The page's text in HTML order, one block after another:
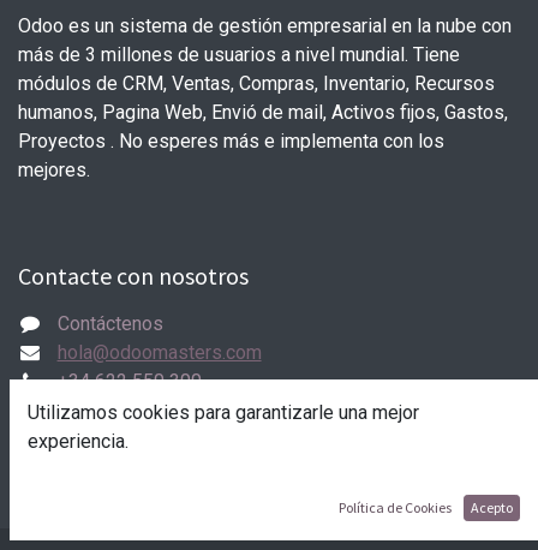
Odoo es un sistema de gestión empresarial en la nube con
más de 3 millones de usuarios a nivel mundial. Tiene
módulos de CRM, Ventas, Compras, Inventario, Recursos
humanos, Pagina Web, Envió de mail, Activos fijos, Gastos,
Proyectos . No esperes más e implementa con los
mejores.
Contacte con nosotros
Contáctenos
hola@odoomasters.com
+34 622 550 300
Utilizamos cookies para garantizarle una mejor
experiencia.
Política de Cookies Acepto